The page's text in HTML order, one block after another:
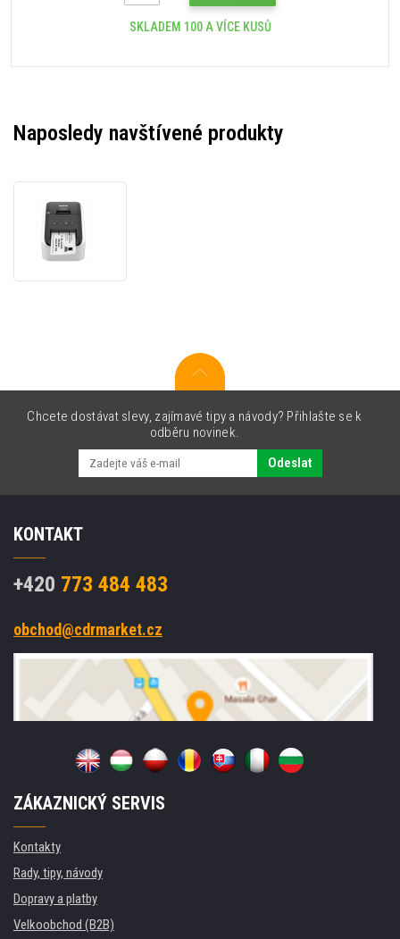
SKLADEM 100 A VÍCE KUSŮ
Naposledy navštívené produkty
tiskárna
Chcete dostávat slevy, zajímavé tipy a návody? Přihlašte se k
odběru novinek.
Odeslat
KONTAKT
+420 773 484 483
obchod@cdrmarket.cz
ZÁKAZNICKÝ SERVIS
Kontakty
Rady, tipy, návody
Dopravy a platby
Velkoobchod (B2B)